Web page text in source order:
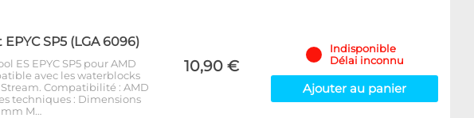
SP5 (LGA 6096)
ES EPYC SP5 pour AMD
avec les waterblocks
Compatibilité : AMD
techniques : Dimensions
M…
10,90 €
Indisponible
Délai inconnu
Ajouter au panier